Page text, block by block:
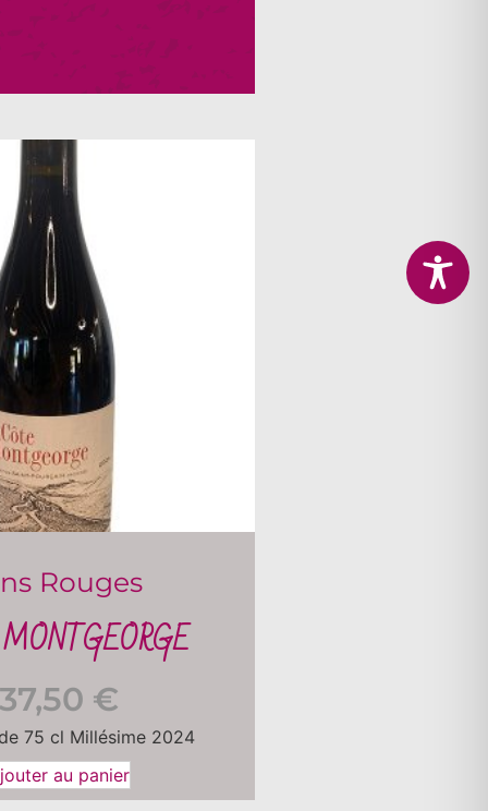
Rouges
37,50 €
75 cl Millésime 2024
au panier